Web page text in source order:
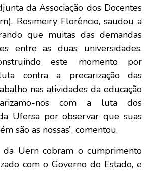
da Associação dos Docentes
Rosimeiry Florêncio, saudou a
que muitas das demandas
entre as duas universidades.
este momento por
contra a precarização das
nas atividades da educação
nos com a luta dos
Ufersa por observar que suas
são as nossas”, comentou.
da Uern cobram o cumprimento
com o Governo do Estado, e